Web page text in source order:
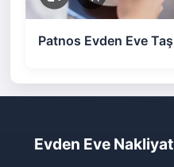
Patnos Evden Eve
Evden Eve